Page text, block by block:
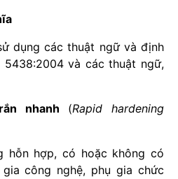
dụng các thuật ngữ và định
5438:2004 và các thuật ngữ,
nhanh (Rapid hardening
hỗn hợp, có hoặc không có
công nghệ, phụ gia chức